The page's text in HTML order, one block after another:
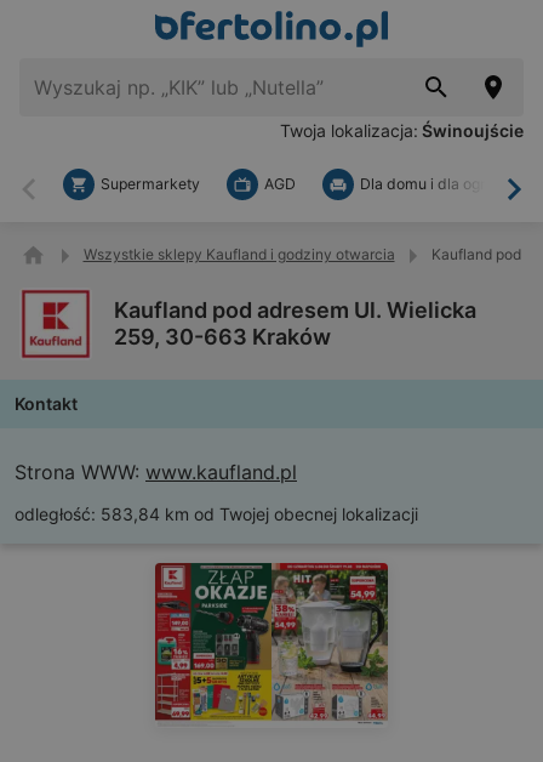
Twoja lokalizacja: Świnoujście
Wstecz
Supermarkety AGD Dla domu i dla ogrodu
Wszystkie sklepy Kaufland i godziny otwarcia Kaufland pod
Kaufland pod adresem Ul. Wielicka
259, 30-663 Kraków
Kontakt
Strona WWW: www.kaufland.pl
odległość: 583,84 km od Twojej obecnej lokalizacji